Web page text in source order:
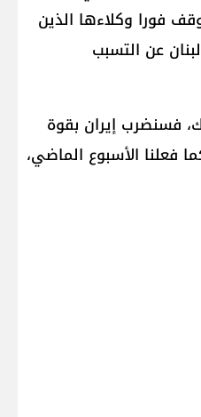
فورا وكلاءها الذين
عن التسبب
فسنضرب إيران بقوة
فعلنا الأسبوع الماضي،